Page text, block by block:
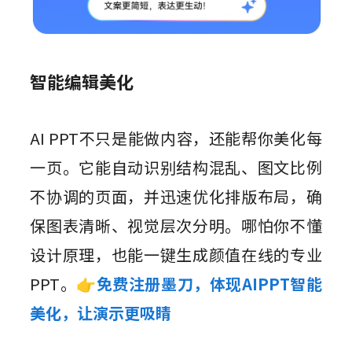
智能编辑美化
AI PPT不只是能做内容，还能帮你美化每
一页。它能自动识别结构混乱、图文比例
不协调的页面，并迅速优化排版布局，确
保图表清晰、视觉层次分明。哪怕你不懂
设计原理，也能一键生成颜值在线的专业
PPT。 👉免费注册墨刀，体现AIPPT智能
美化，让演示更吸睛